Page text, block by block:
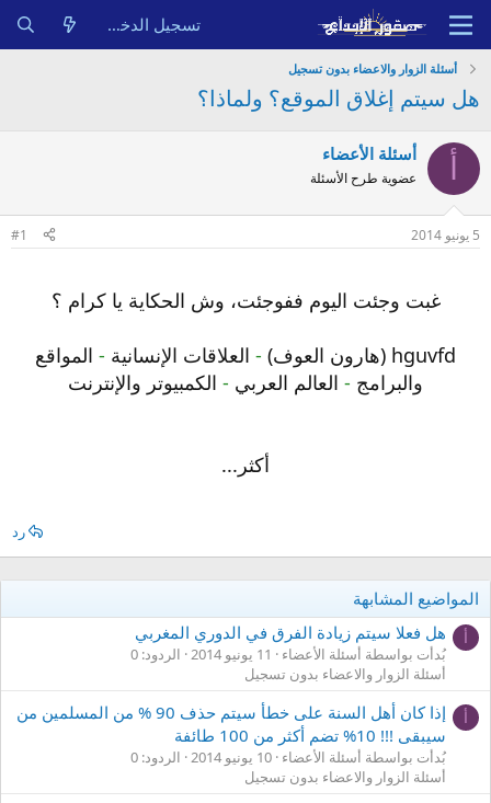
تسجيل الدخول
أسئلة الزوار والاعضاء بدون تسجيل
هل سيتم إغلاق الموقع؟ ولماذا؟
أسئلة الأعضاء
عضوية طرح الأسئلة
5 يونيو 2014 #1
غبت وجئت اليوم ففوجئت، وش الحكاية يا كرام ؟
hguvfd (هارون العوف) - العلاقات الإنسانية - المواقع
والبرامج - العالم العربي - الكمبيوتر والإنترنت
أكثر...
رد
المواضيع المشابهة
أ هل فعلا سيتم زيادة الفرق في الدوري المغربي
بُدأت بواسطة أسئلة الأعضاء 11 يونيو 2014
الردود: 0
أسئلة الزوار والاعضاء بدون تسجيل
إذا كان أهل السنة على خطأ سيتم حذف 90 % من المسلمين من
سيبقى !!! 10% تضم أكثر من 100 طائفة
بُدأت بواسطة أسئلة الأعضاء 10 يونيو 2014
الردود: 0
أسئلة الزوار والاعضاء بدون تسجيل